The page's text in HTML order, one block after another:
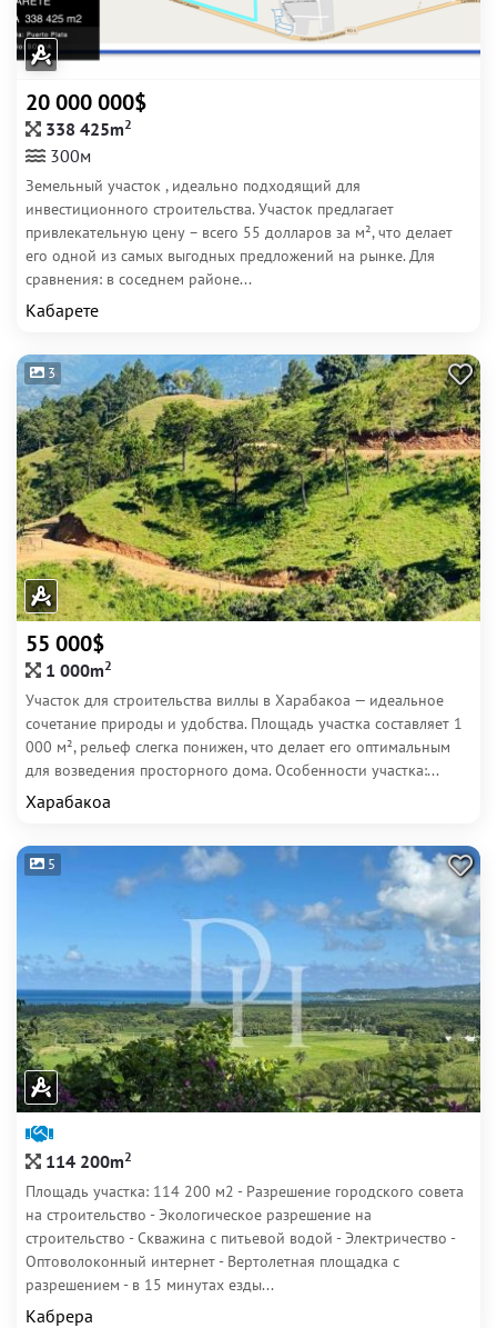
20 000 000$
338 425m2
300м
Земельный участок , идеально подходящий для
инвестиционного строительства. Участок предлагает
привлекательную цену – всего 55 долларов за м², что делает
его одной из самых выгодных предложений на рынке. Для
сравнения: в соседнем районе...
Кабарете
3
55 000$
1 000m2
Участок для строительства виллы в Харабакоа — идеальное
сочетание природы и удобства. Площадь участка составляет 1
000 м², рельеф слегка понижен, что делает его оптимальным
для возведения просторного дома. Особенности участка:...
Харабакоа
5
114 200m2
Площадь участка: 114 200 м2 - Разрешение городского совета
на строительство - Экологическое разрешение на
строительство - Скважина с питьевой водой - Электричество -
Оптоволоконный интернет - Вертолетная площадка с
разрешением - в 15 минутах езды...
Кабрера